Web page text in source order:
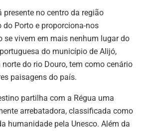
presente no centro da região
Porto e proporciona-nos
se vivem em mais nenhum lugar do
do município de Alijó,
do rio Douro, tem como cenário
paisagens do país.
partilha com a Régua uma
arrebatadora, classificada como
humanidade pela Unesco. Além da